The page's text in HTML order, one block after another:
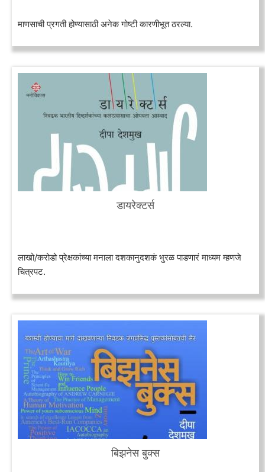
माणसाची प्रगती होण्यासाठी अनेक गोष्टी कारणीभूत ठरल्या.
डायरेक्टर्स
लाखो/करोडो प्रेक्षकांच्या मनाला दशकानुदशकं भुरळ पाडणारं माध्यम म्हणजे
चित्रपट.
बिझनेस बुक्स